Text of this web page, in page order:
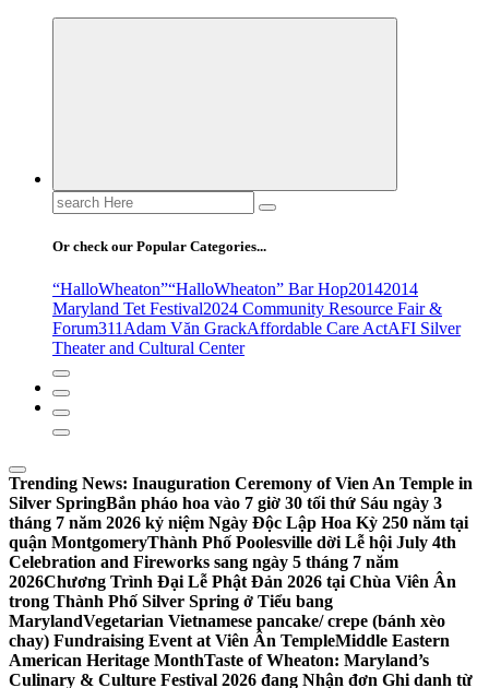
Search
for:
Or check our Popular Categories...
“HalloWheaton”“HalloWheaton” Bar Hop20142014
Maryland Tet Festival2024 Community Resource Fair &
Forum311 Adam Văn GrackAffordable Care ActAFI Silver
Theater and Cultural Center
Trending News: Inauguration Ceremony of Vien An Temple in
Silver SpringBắn pháo hoa vào 7 giờ 30 tối thứ Sáu ngày 3
tháng 7 năm 2026 kỷ niệm Ngày Độc Lập Hoa Kỳ 250 năm tại
quận MontgomeryThành Phố Poolesville dời Lễ hội July 4th
Celebration and Fireworks sang ngày 5 tháng 7 năm
2026Chương Trình Đại Lễ Phật Đản 2026 tại Chùa Viên Ân
trong Thành Phố Silver Spring ở Tiểu bang
MarylandVegetarian Vietnamese pancake/ crepe (bánh xèo
chay) Fundraising Event at Viên Ân TempleMiddle Eastern
American Heritage MonthTaste of Wheaton: Maryland’s
Culinary & Culture Festival 2026 đang Nhận đơn Ghi danh từ